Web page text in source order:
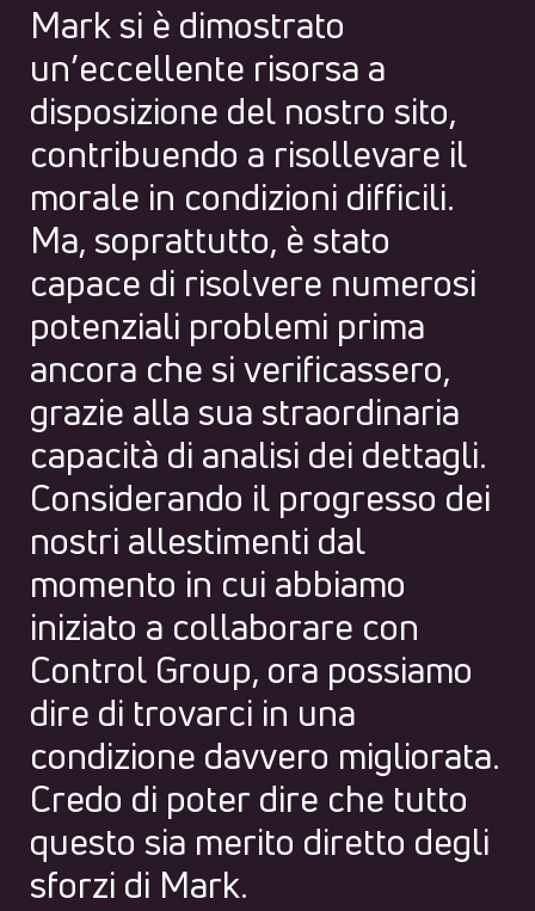
Mark si è dimostrato
un’eccellente risorsa a
disposizione del nostro sito,
contribuendo a risollevare il
morale in condizioni difficili.
Ma, soprattutto, è stato
capace di risolvere numerosi
potenziali problemi prima
ancora che si verificassero,
grazie alla sua straordinaria
capacità di analisi dei dettagli.
Considerando il progresso dei
nostri allestimenti dal
momento in cui abbiamo
iniziato a collaborare con
Control Group, ora possiamo
dire di trovarci in una
condizione davvero migliorata.
Credo di poter dire che tutto
questo sia merito diretto degli
sforzi di Mark.